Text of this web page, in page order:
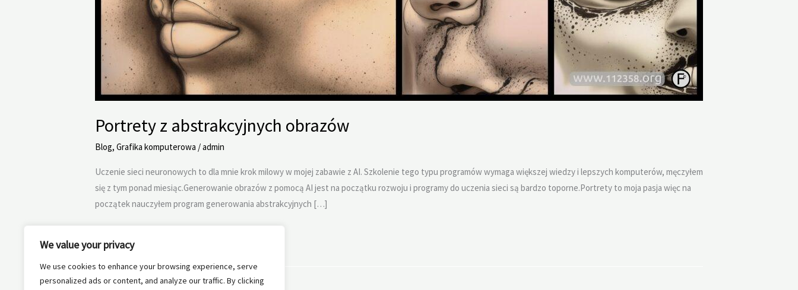
We value your privacy
We use cookies to enhance your browsing experience, serve
personalized ads or content, and analyze our traffic. By clicking
Portrety z abstrakcyjnych obrazów
Blog, Grafika komputerowa /admin
Uczenie sieci neuronowych to dla mnie krok milowy w mojej zabawie z AI. Szkolenie tego typu programów wymaga większej wiedzy i lepszych komputerów, męczyłem
się z tym ponad miesiąc.Generowanie obrazów z pomocą AI jest na początku rozwoju i programy do uczenia sieci są bardzo toporne.Portrety to moja pasja więc na
początek nauczyłem program generowania abstrakcyjnych […]
z
abstrakcyjnych
obrazów